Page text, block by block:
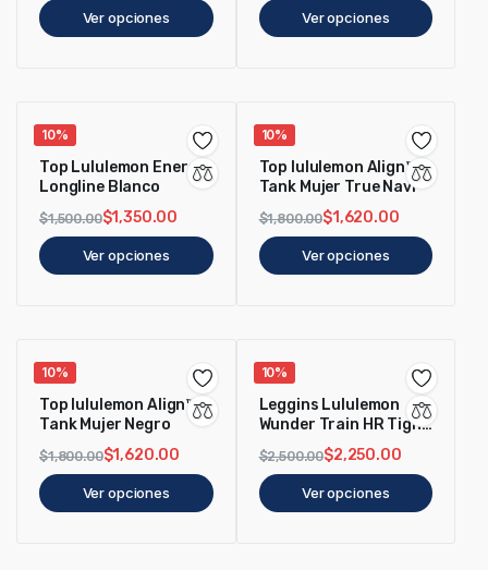
Ver opciones Ver opciones
10%
Top Lululemon Energy
Longline Blanco
$1,500.00$1,350.00
Ver opciones
10%
Top lululemon Align™
Tank Mujer True Navi
$1,800.00$1,620.00
Ver opciones
10%
Top lululemon Align™
Tank Mujer Negro
$1,800.00$1,620.00
Ver opciones
10%
Leggins Lululemon
Wunder Train HR Tight
25 Negro
$2,500.00$2,250.00
Ver opciones